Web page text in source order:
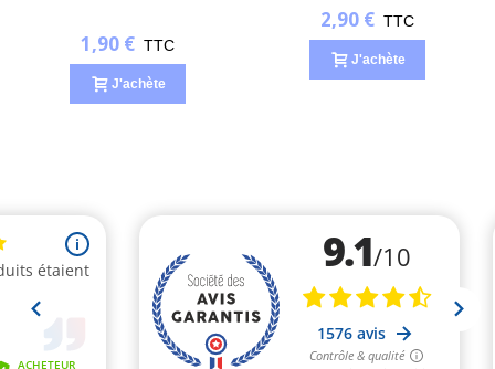
1,90 € TTC
J'achète
2,90 € TTC
J'achète